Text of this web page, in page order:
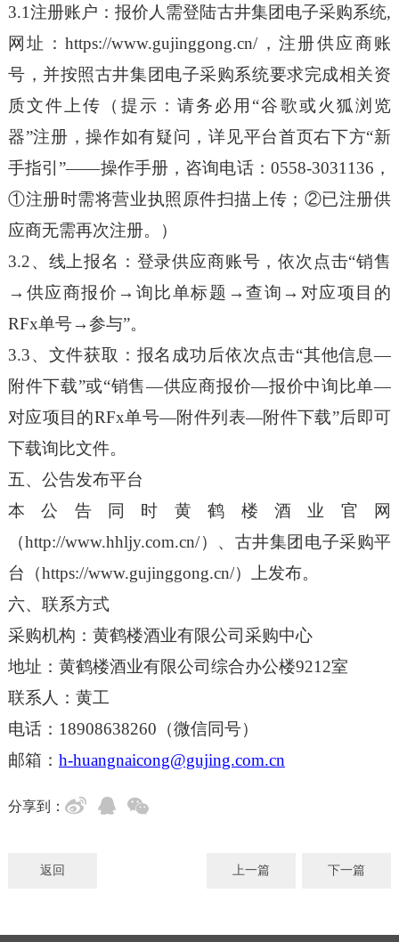
3.1注册账户：报价人需登陆古井集团电子采购系统,
网址：https://www.gujinggong.cn/，注册供应商账
号，并按照古井集团电子采购系统要求完成相关资
质文件上传（提示：请务必用“谷歌或火狐浏览
器”注册，操作如有疑问，详见平台首页右下方“新
手指引”——操作手册，咨询电话：0558-3031136，
①注册时需将营业执照原件扫描上传；②已注册供
应商无需再次注册。）
3.2、线上报名：登录供应商账号，依次点击“销售
→供应商报价→询比单标题→查询→对应项目的
RFx单号→参与”。
3.3、文件获取：报名成功后依次点击“其他信息—
附件下载”或“销售—供应商报价—报价中询比单—
对应项目的RFx单号—附件列表—附件下载”后即可
下载询比文件。
五、公告发布平台
本公告同时黄鹤楼酒业官网
（http://www.hhljy.com.cn/）、古井集团电子采购平
台（https://www.gujinggong.cn/）上发布。
六、联系方式
采购机构：黄鹤楼酒业有限公司采购中心
地址：黄鹤楼酒业有限公司综合办公楼9212室
联系人：黄工
电话：18908638260（微信同号）
邮箱： h-huangnaicong@gujing.com.cn
分享到：
返回 上一篇 下一篇